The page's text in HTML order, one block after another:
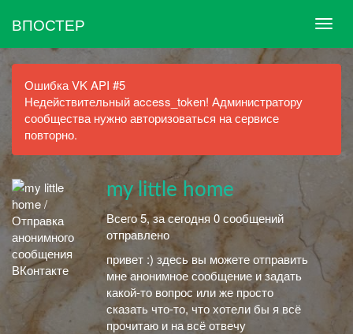
ВПОСТЕР
Ошибка VK API #5
Недействительный access_token! Администратору
сообщества нужно авторизоваться на сервисе
повторно.
my little home
Всего 5, за сегодня 0 сообщений
отправлено
привет :) здесь вы можете отправить
мне анонимное сообщение и задать
какой-то вопрос или же просто
сказать что-то, что хотели бы я всё
прочитаю и на всё отвечу